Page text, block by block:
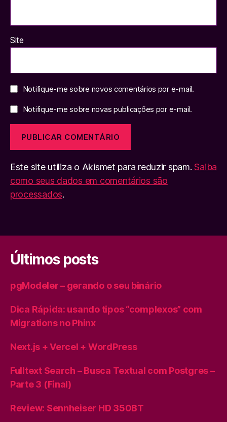
Site
Notifique-me sobre novos comentários por e-mail.
Notifique-me sobre novas publicações por e-mail.
Este site utiliza o Akismet para reduzir spam.Saiba
como seus dados em comentários são
processados.
Últimos posts
pgModeler – gerando o seu binário
Dica Rápida: usando tipos “complexos” com
Migrations no Phinx
Next.js + Vercel + WordPress
Fulltext Search – Busca Textual com Postgres –
Parte 3 (Final)
Review: Sennheiser HD 350BT